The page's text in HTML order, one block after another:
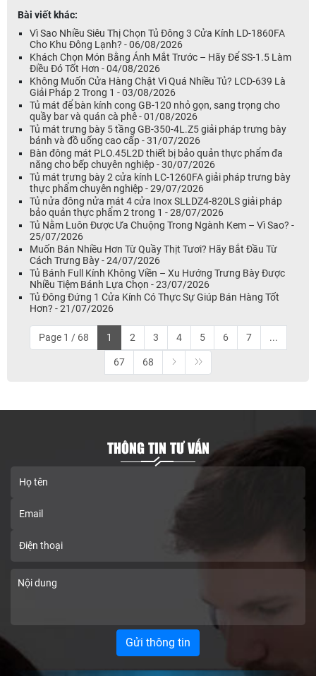
Bài viết khác:
Vì Sao Nhiều Siêu Thị Chọn Tủ Đông 3 Cửa Kính LD-1860FA
Cho Khu Đông Lạnh? - 06/08/2026
Khách Chọn Món Bằng Ánh Mắt Trước – Hãy Để SS-1.5 Làm
Điều Đó Tốt Hơn - 04/08/2026
Không Muốn Cửa Hàng Chật Vì Quá Nhiều Tủ? LCD-639 Là
Giải Pháp 2 Trong 1 - 03/08/2026
Tủ mát để bàn kính cong GB-120 nhỏ gọn, sang trọng cho
quầy bar và quán cà phê - 01/08/2026
Tủ mát trưng bày 5 tầng GB-350-4L.Z5 giải pháp trưng bày
bánh và đồ uống cao cấp - 31/07/2026
Bàn đông mát PLO.45L2D thiết bị bảo quản thực phẩm đa
năng cho bếp chuyên nghiệp - 30/07/2026
Tủ mát trưng bày 2 cửa kính LC-1260FA giải pháp trưng bày
thực phẩm chuyên nghiệp - 29/07/2026
Tủ nửa đông nửa mát 4 cửa Inox SLLDZ4-820LS giải pháp
bảo quản thực phẩm 2 trong 1 - 28/07/2026
Tủ Nằm Luôn Được Ưa Chuộng Trong Ngành Kem – Vì Sao? -
25/07/2026
Muốn Bán Nhiều Hơn Từ Quầy Thịt Tươi? Hãy Bắt Đầu Từ
Cách Trưng Bày - 24/07/2026
Tủ Bánh Full Kính Không Viền – Xu Hướng Trưng Bày Được
Nhiều Tiệm Bánh Lựa Chọn - 23/07/2026
Tủ Đông Đứng 1 Cửa Kính Có Thực Sự Giúp Bán Hàng Tốt
Hơn? - 21/07/2026
Page 1 / 68 1 2 3 4 5 6 7 ...
67 68
THÔNG TIN TƯ VẤN